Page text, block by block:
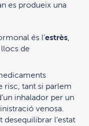
es produeix una
és l’estrès
de
risc, tant si parlem
inhalador per un
venosa.
desequilibrar l’estat